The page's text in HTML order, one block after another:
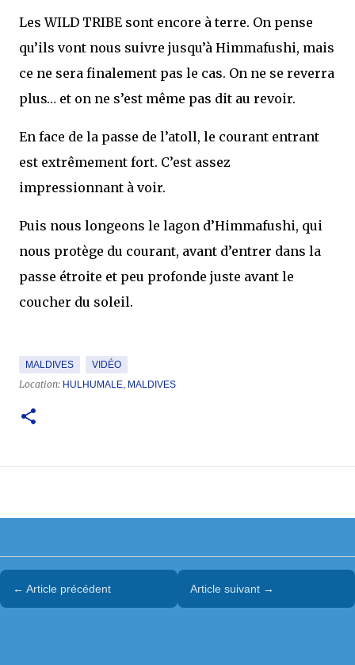
Les WILD TRIBE sont encore à terre. On pense
qu’ils vont nous suivre jusqu’à Himmafushi, mais
ce ne sera finalement pas le cas. On ne se reverra
plus… et on ne s’est même pas dit au revoir.
En face de la passe de l’atoll, le courant entrant
est extrêmement fort. C’est assez
impressionnant à voir.
Puis nous longeons le lagon d’Himmafushi, qui
nous protège du courant, avant d’entrer dans la
passe étroite et peu profonde juste avant le
coucher du soleil.
MALDIVES VIDÉO
Location: HULHUMALE, MALDIVES
← Article précédent Article suivant →